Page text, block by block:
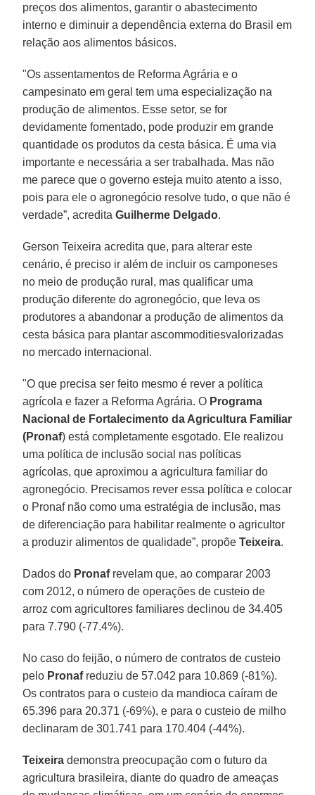
preços dos alimentos, garantir o abastecimento
interno e diminuir a dependência externa do Brasil em
relação aos alimentos básicos.
"Os assentamentos de Reforma Agrária e o
campesinato em geral tem uma especialização na
produção de alimentos. Esse setor, se for
devidamente fomentado, pode produzir em grande
quantidade os produtos da cesta básica. É uma via
importante e necessária a ser trabalhada. Mas não
me parece que o governo esteja muito atento a isso,
pois para ele o agronegócio resolve tudo, o que não é
verdade”, acreditaGuilherme Delgado.
Gerson Teixeira acredita que, para alterar este
cenário, é preciso ir além de incluir os camponeses
no meio de produção rural, mas qualificar uma
produção diferente do agronegócio, que leva os
produtores a abandonar a produção de alimentos da
cesta básica para plantar ascommoditiesvalorizadas
no mercado internacional.
"O que precisa ser feito mesmo é rever a política
agrícola e fazer a Reforma Agrária. O Programa
Nacional de Fortalecimento da Agricultura Familiar
(Pronaf) está completamente esgotado. Ele realizou
uma política de inclusão social nas políticas
agrícolas, que aproximou a agricultura familiar do
agronegócio. Precisamos rever essa política e colocar
o Pronaf não como uma estratégia de inclusão, mas
de diferenciação para habilitar realmente o agricultor
a produzir alimentos de qualidade”, propõeTeixeira.
Dados do Pronafrevelam que, ao comparar 2003
com 2012, o número de operações de custeio de
arroz com agricultores familiares declinou de 34.405
para 7.790 (-77.4%).
No caso do feijão, o número de contratos de custeio
pelo Pronafreduziu de 57.042 para 10.869 (-81%).
Os contratos para o custeio da mandioca caíram de
65.396 para 20.371 (-69%), e para o custeio de milho
declinaram de 301.741 para 170.404 (-44%).
Teixeira demonstra preocupação com o futuro da
agricultura brasileira, diante do quadro de ameaças